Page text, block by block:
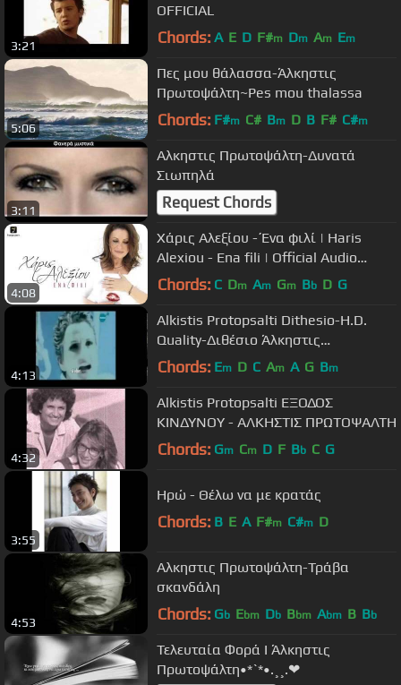
3:21
OFFICIAL
Chords: A E D F#m Dm Am Em
5:06
Πες μου θάλασσα-Άλκηστις
Πρωτοψάλτη~Pes mou thalassa
Chords: F#m C# Bm D B F# C#m
3:11
Αλκηστις Πρωτοψάλτη-Δυνατά
Σιωπηλά
Request Chords
4:08
Χάρις Αλεξίου - Ένα φιλί | Haris
Alexiou - Ena fili | Official Audio
Release HQ [new]
Chords: C Dm Am Gm Bb D G
4:13
Alkistis Protopsalti Dithesio-H.D.
Quality-Διθέσιο Άλκηστις
Πρωτοψάλτη
Chords: Em D C Am A G Bm
4:32
Alkistis Protopsalti ΕΞΟΔΟΣ
ΚΙΝΔΥΝΟΥ - ΑΛΚΗΣΤΙΣ ΠΡΩΤΟΨΑΛΤΗ
Chords: Gm Cm D F Bb C G
3:55
Ηρώ - Θέλω να με κρατάς
Chords: B E A F#m C#m D
4:53
Αλκηστις Πρωτοψάλτη-Τράβα
σκανδάλη
Chords: Gb Ebm Db Bbm Abm B Bb
Τελευταία Φορά Ι Άλκηστις
Πρωτοψάλτη•*`*•.¸¸.❤